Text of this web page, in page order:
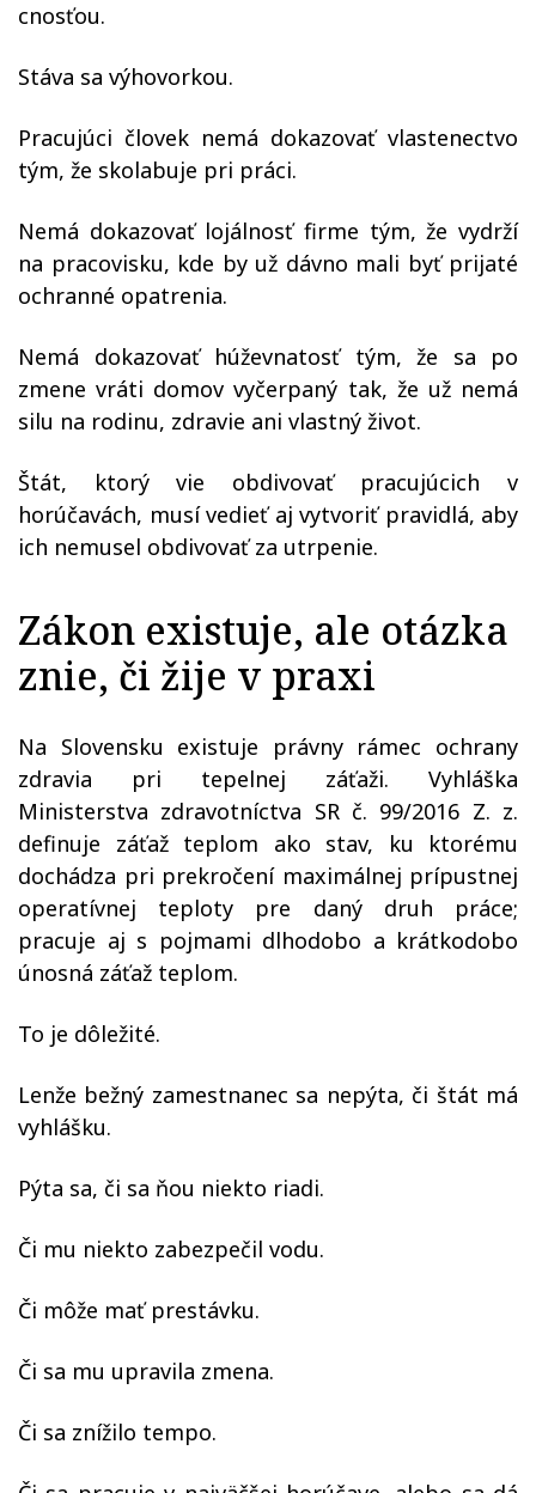
cnosťou.
Stáva sa výhovorkou.
Pracujúci človek nemá dokazovať vlastenectvo
tým, že skolabuje pri práci.
Nemá dokazovať lojálnosť firme tým, že vydrží
na pracovisku, kde by už dávno mali byť prijaté
ochranné opatrenia.
Nemá dokazovať húževnatosť tým, že sa po
zmene vráti domov vyčerpaný tak, že už nemá
silu na rodinu, zdravie ani vlastný život.
Štát, ktorý vie obdivovať pracujúcich v
horúčavách, musí vedieť aj vytvoriť pravidlá, aby
ich nemusel obdivovať za utrpenie.
Zákon existuje, ale otázka
znie, či žije v praxi
Na Slovensku existuje právny rámec ochrany
zdravia pri tepelnej záťaži. Vyhláška
Ministerstva zdravotníctva SR č. 99/2016 Z. z.
definuje záťaž teplom ako stav, ku ktorému
dochádza pri prekročení maximálnej prípustnej
operatívnej teploty pre daný druh práce;
pracuje aj s pojmami dlhodobo a krátkodobo
únosná záťaž teplom.
To je dôležité.
Lenže bežný zamestnanec sa nepýta, či štát má
vyhlášku.
Pýta sa, či sa ňou niekto riadi.
Či mu niekto zabezpečil vodu.
Či môže mať prestávku.
Či sa mu upravila zmena.
Či sa znížilo tempo.